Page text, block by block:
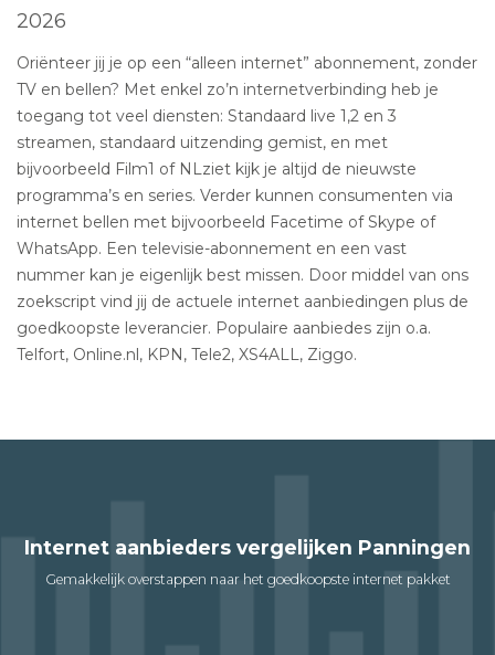
2026
Oriënteer jij je op een “alleen internet” abonnement, zonder
TV en bellen? Met enkel zo’n internetverbinding heb je
toegang tot veel diensten: Standaard live 1,2 en 3
streamen, standaard uitzending gemist, en met
bijvoorbeeld Film1 of NLziet kijk je altijd de nieuwste
programma’s en series. Verder kunnen consumenten via
internet bellen met bijvoorbeeld Facetime of Skype of
WhatsApp. Een televisie-abonnement en een vast
nummer kan je eigenlijk best missen. Door middel van ons
zoekscript vind jij de actuele internet aanbiedingen plus de
goedkoopste leverancier. Populaire aanbiedes zijn o.a.
Telfort, Online.nl, KPN, Tele2, XS4ALL, Ziggo.
Internet aanbieders vergelijken Panningen
Gemakkelijk overstappen naar het goedkoopste internet pakket